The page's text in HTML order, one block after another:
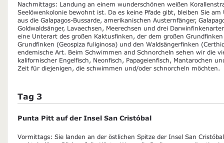
Nachmittags: Landung an einem wunderschönen weißen
Seelöwenkolonie bewohnt ist. Da es keine Pfade gibt, bleiben Sie
aus die Galapagos-Bussarde, amerikanischen Austernfänger,
Goldwaldsänger, Lavaechsen, Meerechsen und drei
eine Unterart des großen Kaktusfinken, der dem großen
Grundfinken (Geospiza fuliginosa) und den Waldsängerfinken
endemische Art. Beim Schwimmen and Schnorcheln sehen wir die
kalifornischer Engelfisch, Neonfisch, Papageienfisch, Mantarochen
Zeit für diejenigen, die schwimmen und/oder schnorcheln möchten.
Tag 3
Punta Pitt auf der Insel San Cristóbal
Vormittags: Sie landen an der östlichen Spitze der Insel San